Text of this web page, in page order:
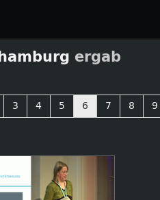
hamburg ergab
3 4 5 6 7 8 9